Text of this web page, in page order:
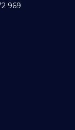
969